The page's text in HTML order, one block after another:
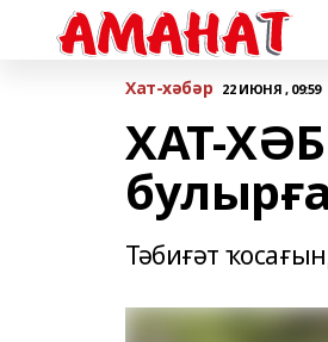
Хат-хәбәр 22 ИЮНЯ , 09:59
ХАТ-
Тәбиғәт